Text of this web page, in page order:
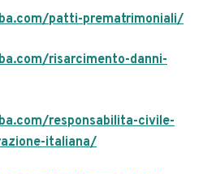
patti-prematrimoniali/
risarcimento-danni-
responsabilita-civile-
italiana/